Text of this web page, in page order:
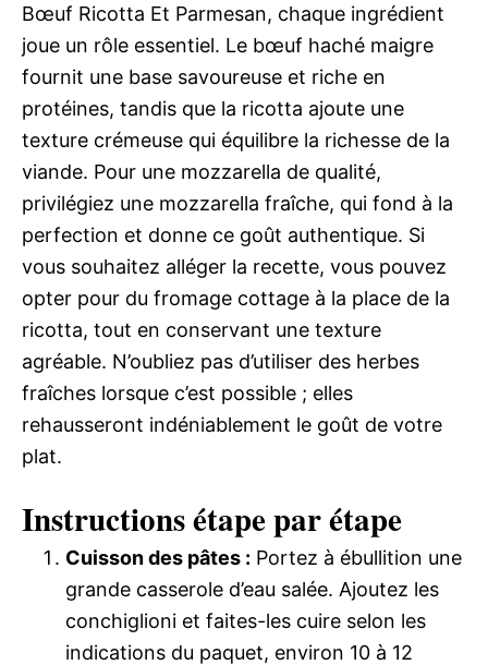
Bœuf Ricotta Et Parmesan, chaque ingrédient
joue un rôle essentiel. Le bœuf haché maigre
fournit une base savoureuse et riche en
protéines, tandis que la ricotta ajoute une
texture crémeuse qui équilibre la richesse de la
viande. Pour une mozzarella de qualité,
privilégiez une mozzarella fraîche, qui fond à la
perfection et donne ce goût authentique. Si
vous souhaitez alléger la recette, vous pouvez
opter pour du fromage cottage à la place de la
ricotta, tout en conservant une texture
agréable. N’oubliez pas d’utiliser des herbes
fraîches lorsque c’est possible ; elles
rehausseront indéniablement le goût de votre
plat.
Instructions étape par étape
Cuisson des pâtes : Portez à ébullition une
grande casserole d’eau salée. Ajoutez les
conchiglioni et faites-les cuire selon les
indications du paquet, environ 10 à 12